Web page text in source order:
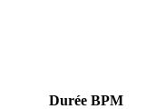
Durée BPM